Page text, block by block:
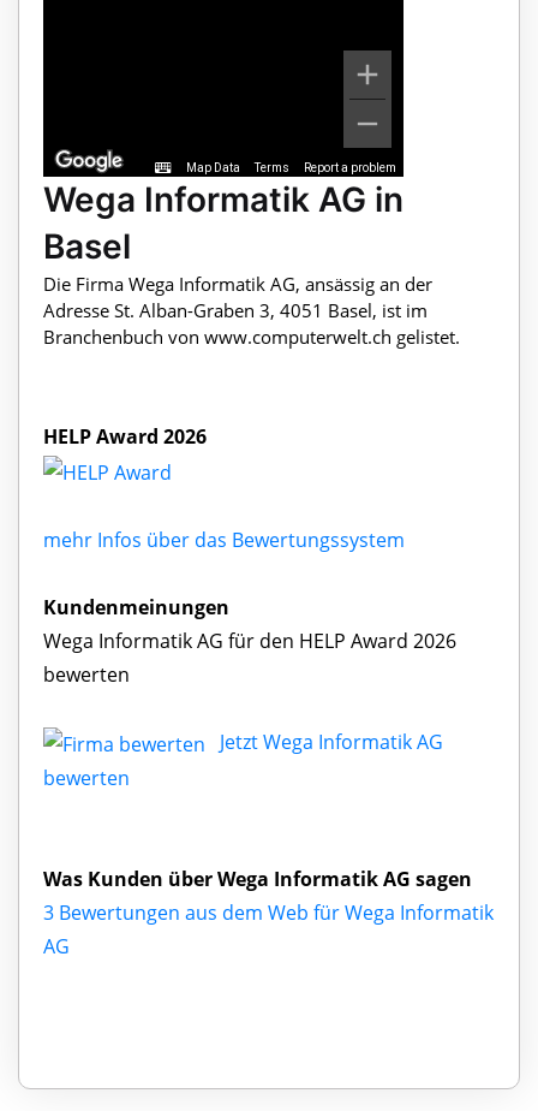
Map Data Terms Report a problem
Wega Informatik AG in
Basel
Die Firma Wega Informatik AG, ansässig an der
Adresse St. Alban-Graben 3, 4051 Basel, ist im
Branchenbuch von www.computerwelt.ch gelistet.
HELP Award 2026
mehr Infos über das Bewertungssystem
Kundenmeinungen
Wega Informatik AG für den HELP Award 2026
bewerten
Jetzt Wega Informatik AG
bewerten
Was Kunden über Wega Informatik AG sagen
3 Bewertungen aus dem Web für Wega Informatik
AG